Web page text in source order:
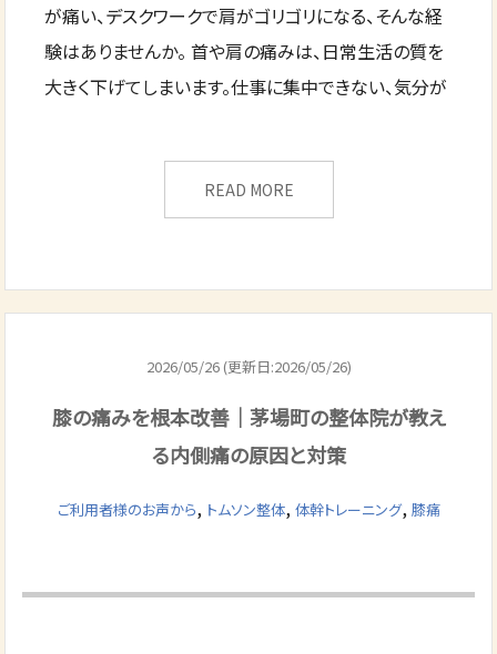
が痛い、デスクワークで肩がゴリゴリになる、そんな経
験はありませんか。 首や肩の痛みは、日常生活の質を
大きく下げてしまいます。仕事に集中できない、気分が
READ MORE
2026/05/26 (更新日:2026/05/26)
膝の痛みを根本改善｜茅場町の整体院が教え
る内側痛の原因と対策
ご利用者様のお声から, トムソン整体, 体幹トレーニング, 膝痛